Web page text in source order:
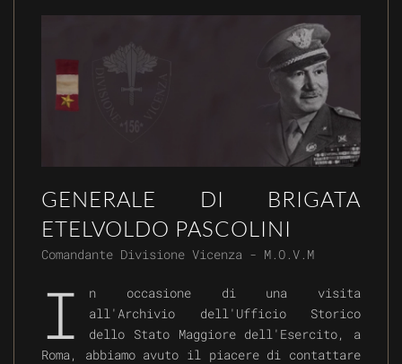
GENERALE DI BRIGATA
ETELVOLDO PASCOLINI
Comandante Divisione Vicenza - M.O.V.M
I
n occasione di una visita
all'Archivio dell'Ufficio Storico
dello Stato Maggiore dell'Esercito, a
Roma, abbiamo avuto il piacere di contattare